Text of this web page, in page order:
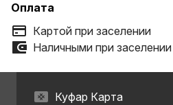
Оплата
Картой при заселении
Наличными при заселении
Куфар Карта